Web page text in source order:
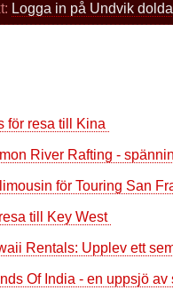
Logga in på Undvik
för resa till Kina
River Rafting -
för Touring San
till Key West
Rentals: Upplev ett
Of India - en uppsjö av